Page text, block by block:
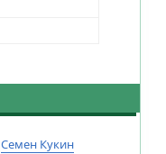
Семен Кукин